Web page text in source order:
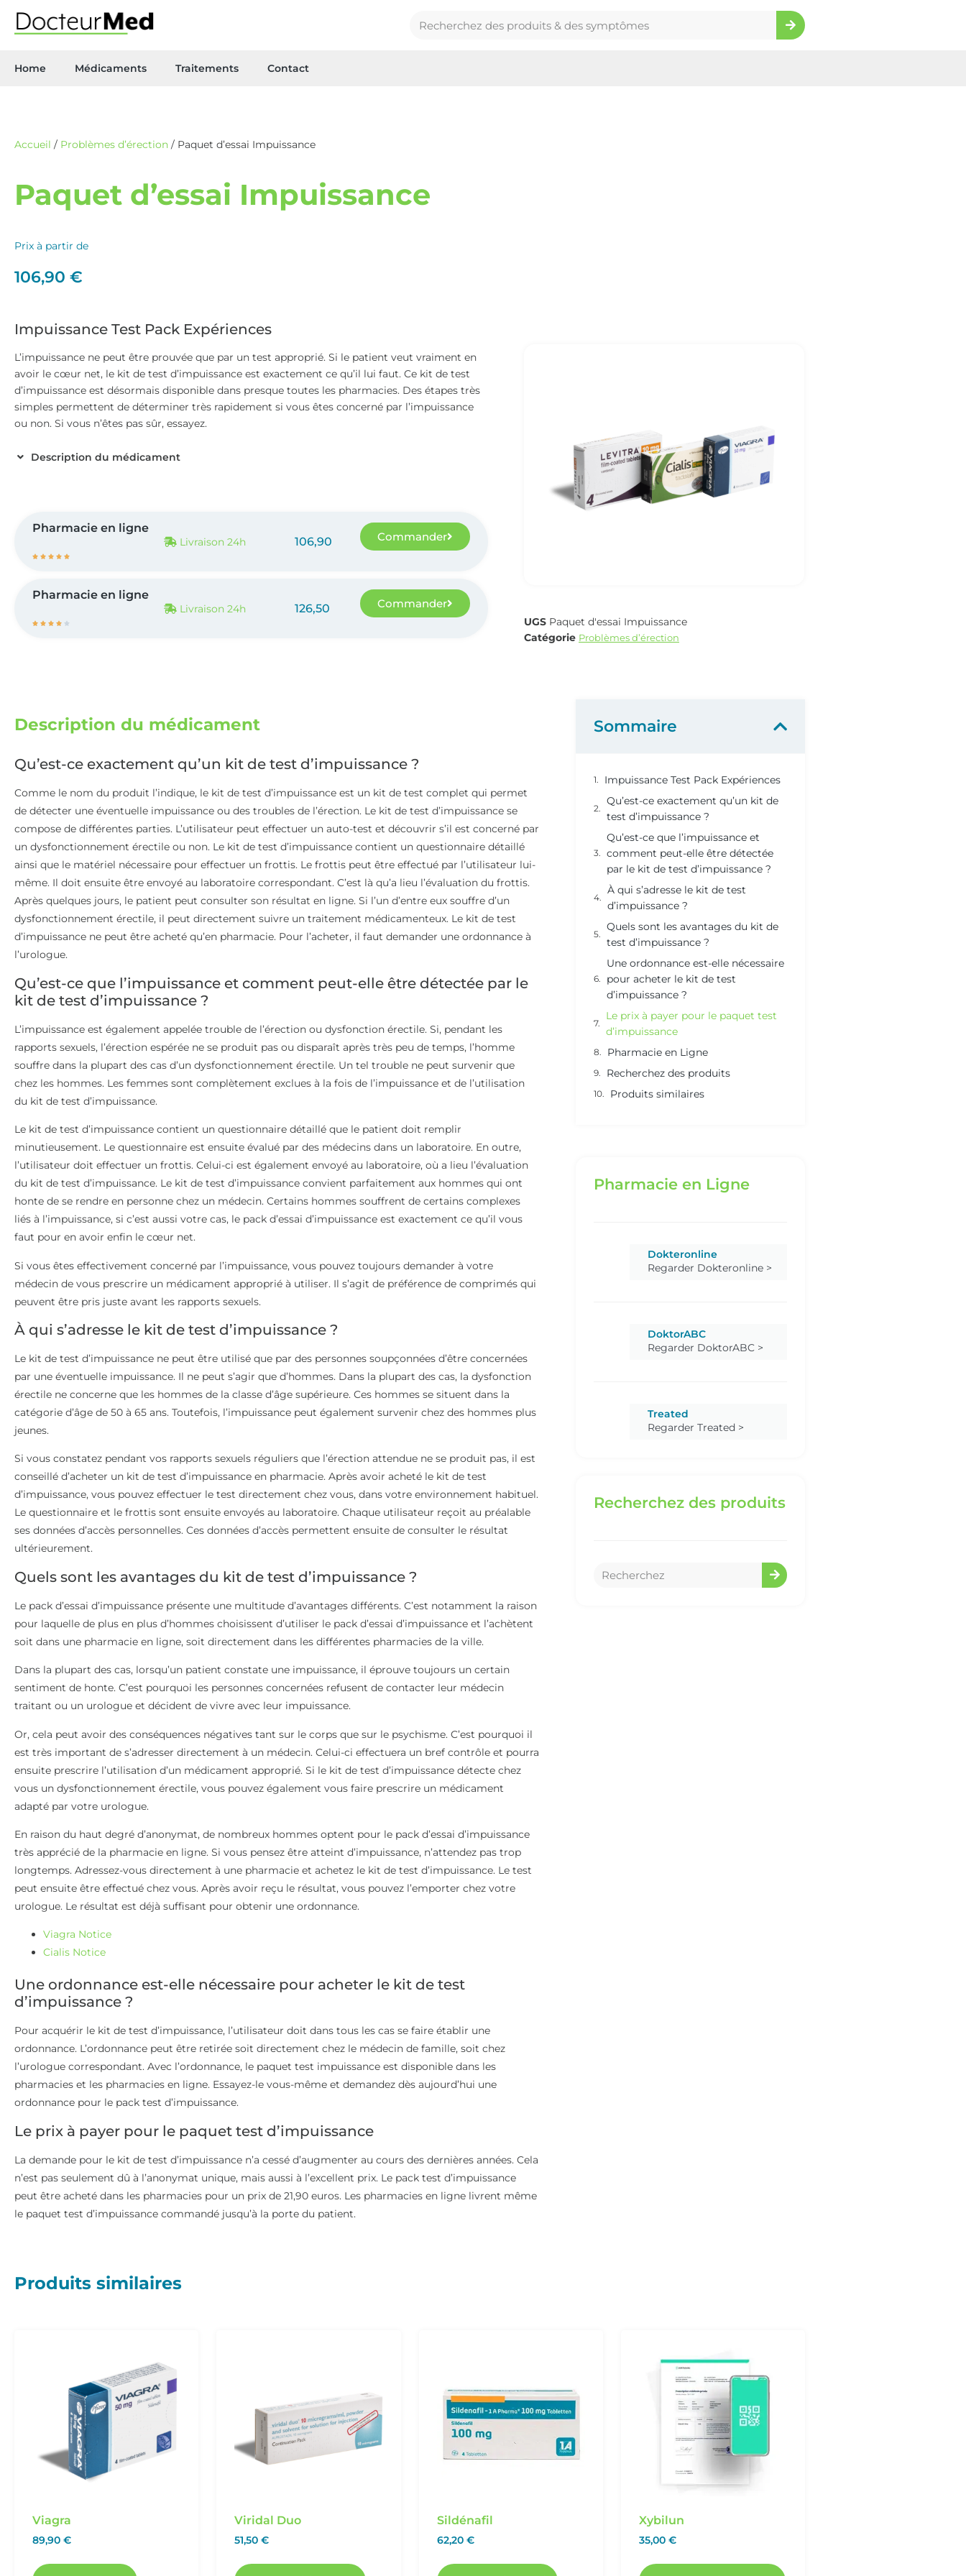
Home Médicaments Traitements Contact
Accueil / Problèmes d’érection / Paquet d’essai Impuissance
Paquet d’essai Impuissance
Prix à partir de
106,90 €
Impuissance Test Pack Expériences
L’impuissance ne peut être prouvée que par un test approprié. Si le patient veut vraiment en
avoir le cœur net, le kit de test d’impuissance est exactement ce qu’il lui faut. Ce kit de test
d’impuissance est désormais disponible dans presque toutes les pharmacies. Des étapes très
simples permettent de déterminer très rapidement si vous êtes concerné par l’impuissance
ou non. Si vous n’êtes pas sûr, essayez.
Description du médicament
Pharmacie en ligne
    
Livraison 24h 106,90 Commander
Pharmacie en ligne
    
Livraison 24h 126,50 Commander
UGS Paquet d'essai Impuissance
Catégorie Problèmes d’érection
Description du médicament
Qu’est-ce exactement qu’un kit de test d’impuissance ?
Comme le nom du produit l’indique, le kit de test d’impuissance est un kit de test complet qui permet
de détecter une éventuelle impuissance ou des troubles de l’érection. Le kit de test d’impuissance se
compose de différentes parties. L’utilisateur peut effectuer un auto-test et découvrir s’il est concerné par
un dysfonctionnement érectile ou non. Le kit de test d’impuissance contient un questionnaire détaillé
ainsi que le matériel nécessaire pour effectuer un frottis. Le frottis peut être effectué par l’utilisateur lui-
même. Il doit ensuite être envoyé au laboratoire correspondant. C’est là qu’a lieu l’évaluation du frottis.
Après quelques jours, le patient peut consulter son résultat en ligne. Si l’un d’entre eux souffre d’un
dysfonctionnement érectile, il peut directement suivre un traitement médicamenteux. Le kit de test
d’impuissance ne peut être acheté qu’en pharmacie. Pour l’acheter, il faut demander une ordonnance à
l’urologue.
Qu’est-ce que l’impuissance et comment peut-elle être détectée par le
kit de test d’impuissance ?
L’impuissance est également appelée trouble de l’érection ou dysfonction érectile. Si, pendant les
rapports sexuels, l’érection espérée ne se produit pas ou disparaît après très peu de temps, l’homme
souffre dans la plupart des cas d’un dysfonctionnement érectile. Un tel trouble ne peut survenir que
chez les hommes. Les femmes sont complètement exclues à la fois de l’impuissance et de l’utilisation
du kit de test d’impuissance.
Le kit de test d’impuissance contient un questionnaire détaillé que le patient doit remplir
minutieusement. Le questionnaire est ensuite évalué par des médecins dans un laboratoire. En outre,
l’utilisateur doit effectuer un frottis. Celui-ci est également envoyé au laboratoire, où a lieu l’évaluation
du kit de test d’impuissance. Le kit de test d’impuissance convient parfaitement aux hommes qui ont
honte de se rendre en personne chez un médecin. Certains hommes souffrent de certains complexes
liés à l’impuissance, si c’est aussi votre cas, le pack d’essai d’impuissance est exactement ce qu’il vous
faut pour en avoir enfin le cœur net.
Si vous êtes effectivement concerné par l’impuissance, vous pouvez toujours demander à votre
médecin de vous prescrire un médicament approprié à utiliser. Il s’agit de préférence de comprimés qui
peuvent être pris juste avant les rapports sexuels.
À qui s’adresse le kit de test d’impuissance ?
Le kit de test d’impuissance ne peut être utilisé que par des personnes soupçonnées d’être concernées
par une éventuelle impuissance. Il ne peut s’agir que d’hommes. Dans la plupart des cas, la dysfonction
érectile ne concerne que les hommes de la classe d’âge supérieure. Ces hommes se situent dans la
catégorie d’âge de 50 à 65 ans. Toutefois, l’impuissance peut également survenir chez des hommes plus
jeunes.
Si vous constatez pendant vos rapports sexuels réguliers que l’érection attendue ne se produit pas, il est
conseillé d’acheter un kit de test d’impuissance en pharmacie. Après avoir acheté le kit de test
d’impuissance, vous pouvez effectuer le test directement chez vous, dans votre environnement habituel.
Le questionnaire et le frottis sont ensuite envoyés au laboratoire. Chaque utilisateur reçoit au préalable
ses données d’accès personnelles. Ces données d’accès permettent ensuite de consulter le résultat
ultérieurement.
Quels sont les avantages du kit de test d’impuissance ?
Le pack d’essai d’impuissance présente une multitude d’avantages différents. C’est notamment la raison
pour laquelle de plus en plus d’hommes choisissent d’utiliser le pack d’essai d’impuissance et l’achètent
soit dans une pharmacie en ligne, soit directement dans les différentes pharmacies de la ville.
Dans la plupart des cas, lorsqu’un patient constate une impuissance, il éprouve toujours un certain
sentiment de honte. C’est pourquoi les personnes concernées refusent de contacter leur médecin
traitant ou un urologue et décident de vivre avec leur impuissance.
Or, cela peut avoir des conséquences négatives tant sur le corps que sur le psychisme. C’est pourquoi il
est très important de s’adresser directement à un médecin. Celui-ci effectuera un bref contrôle et pourra
ensuite prescrire l’utilisation d’un médicament approprié. Si le kit de test d’impuissance détecte chez
vous un dysfonctionnement érectile, vous pouvez également vous faire prescrire un médicament
adapté par votre urologue.
En raison du haut degré d’anonymat, de nombreux hommes optent pour le pack d’essai d’impuissance
très apprécié de la pharmacie en ligne. Si vous pensez être atteint d’impuissance, n’attendez pas trop
longtemps. Adressez-vous directement à une pharmacie et achetez le kit de test d’impuissance. Le test
peut ensuite être effectué chez vous. Après avoir reçu le résultat, vous pouvez l’emporter chez votre
urologue. Le résultat est déjà suffisant pour obtenir une ordonnance.
Viagra Notice
Cialis Notice
Une ordonnance est-elle nécessaire pour acheter le kit de test
d’impuissance ?
Pour acquérir le kit de test d’impuissance, l’utilisateur doit dans tous les cas se faire établir une
ordonnance. L’ordonnance peut être retirée soit directement chez le médecin de famille, soit chez
l’urologue correspondant. Avec l’ordonnance, le paquet test impuissance est disponible dans les
pharmacies et les pharmacies en ligne. Essayez-le vous-même et demandez dès aujourd’hui une
ordonnance pour le pack test d’impuissance.
Le prix à payer pour le paquet test d’impuissance
La demande pour le kit de test d’impuissance n’a cessé d’augmenter au cours des dernières années. Cela
n’est pas seulement dû à l’anonymat unique, mais aussi à l’excellent prix. Le pack test d’impuissance
peut être acheté dans les pharmacies pour un prix de 21,90 euros. Les pharmacies en ligne livrent même
le paquet test d’impuissance commandé jusqu’à la porte du patient.
Sommaire
Impuissance Test Pack Expériences
Qu’est-ce exactement qu’un kit de
test d’impuissance ?
Qu’est-ce que l’impuissance et
comment peut-elle être détectée
par le kit de test d’impuissance ?
À qui s’adresse le kit de test
d’impuissance ?
Quels sont les avantages du kit de
test d’impuissance ?
Une ordonnance est-elle nécessaire
pour acheter le kit de test
d’impuissance ?
Le prix à payer pour le paquet test
d’impuissance
Pharmacie en Ligne
Recherchez des produits
Produits similaires
Pharmacie en Ligne
Dokteronline
Regarder Dokteronline >
DoktorABC
Regarder DoktorABC >
Treated
Regarder Treated >
Recherchez des produits
Produits similaires
Viagra
89,90 €
Viridal Duo
51,50€
Sildénafil
62,20 €
Xybilun
35,00 €